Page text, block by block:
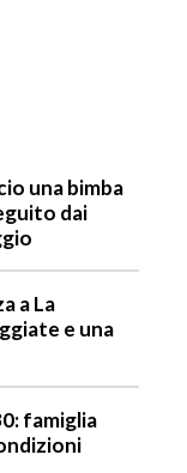
una bimba
dai
a La
e una
famiglia